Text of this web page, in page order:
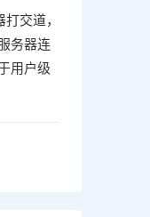
交道，
务器连
用户级